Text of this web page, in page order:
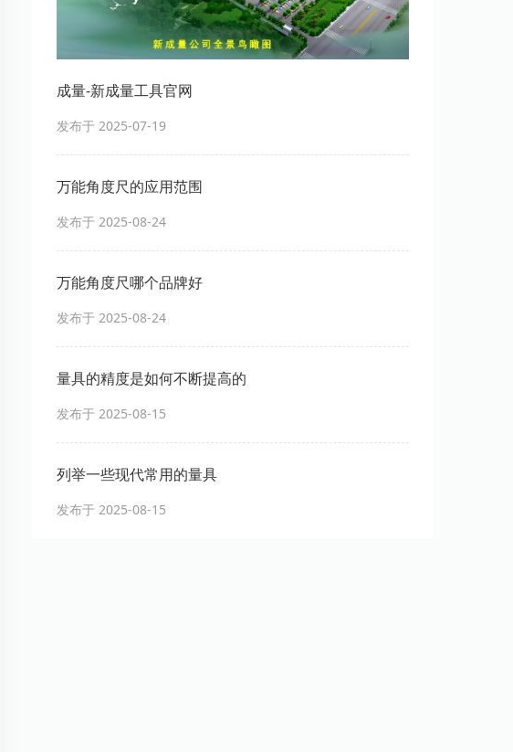
成量-新成量工具官网
发布于 2025-07-19
万能角度尺的应用范围
发布于 2025-08-24
万能角度尺哪个品牌好
发布于 2025-08-24
量具的精度是如何不断提高的
发布于 2025-08-15
列举一些现代常用的量具
发布于 2025-08-15